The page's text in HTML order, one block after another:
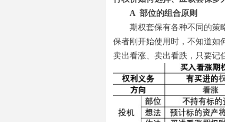
A 部位的组合原则
期权套保有各种不同的策
保者刚开始使用时，不知道如
卖出看涨、卖出看跌，只要记